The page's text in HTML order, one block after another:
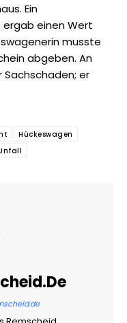
Ein
einen Wert
musste
abgeben. An
er
Hückeswagen